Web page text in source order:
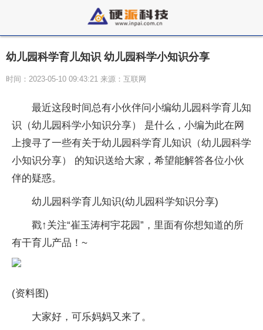
幼儿园科学育儿知识 幼儿园科学小知识分享
时间：2023-05-10 09:43:21 来源：互联网
最近这段时间总有小伙伴问小编幼儿园科学育儿知
识（幼儿园科学小知识分享） 是什么，小编为此在网
上搜寻了一些有关于幼儿园科学育儿知识（幼儿园科学
小知识分享） 的知识送给大家，希望能解答各位小伙
伴的疑惑。
幼儿园科学育儿知识(幼儿园科学知识分享)
戳↑关注“崔玉涛柯宇花园”，里面有你想知道的所
有干育儿产品！~
(资料图)
大家好，可乐妈妈又来了。